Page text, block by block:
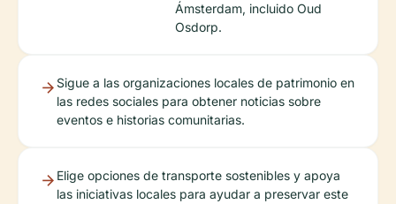
Ámsterdam, incluido Oud
Osdorp.
Sigue a las organizaciones locales de patrimonio en
las redes sociales para obtener noticias sobre
eventos e historias comunitarias.
Elige opciones de transporte sostenibles y apoya
las iniciativas locales para ayudar a preservar este